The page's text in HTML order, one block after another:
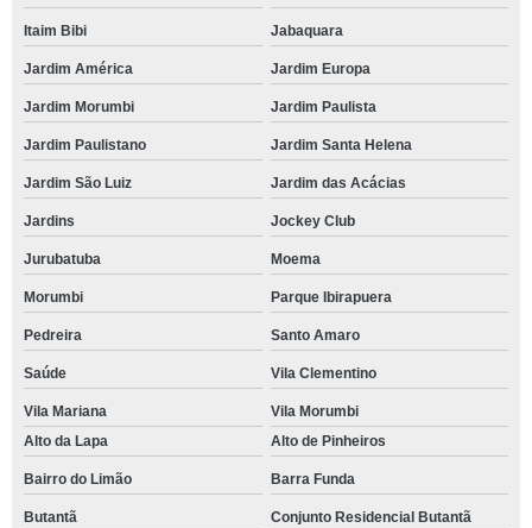
Itaim Bibi Jabaquara
Jardim América Jardim Europa
Jardim Morumbi Jardim Paulista
Jardim Paulistano Jardim Santa Helena
Jardim São Luiz Jardim das Acácias
Jardins Jockey Club
Jurubatuba Moema
Morumbi Parque Ibirapuera
Pedreira Santo Amaro
Saúde Vila Clementino
Vila Mariana
Vila Morumbi
Alto da Lapa
Alto de Pinheiros
Bairro do Limão Barra Funda
Butantã Conjunto Residencial Butantã